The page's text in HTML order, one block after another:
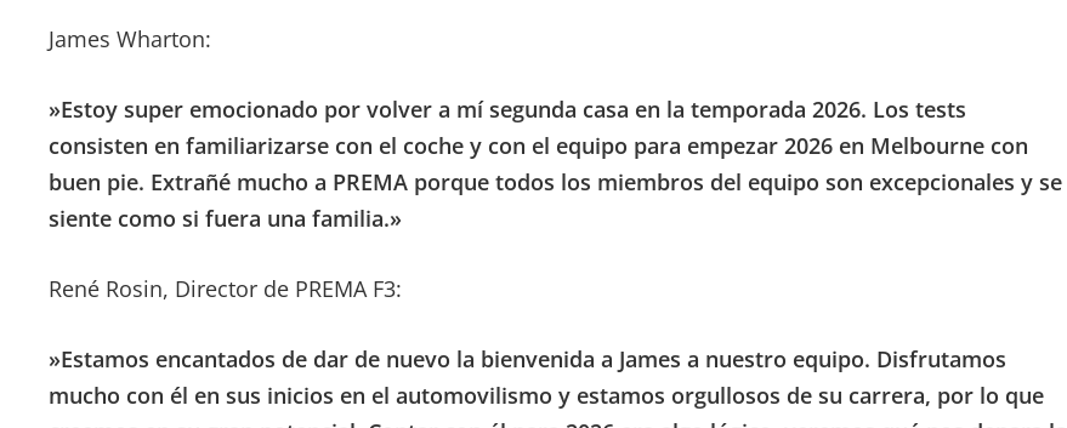
James Wharton:
»Estoy super emocionado por volver a mí segunda casa en la temporada 2026. Los tests
consisten en familiarizarse con el coche y con el equipo para empezar 2026 en Melbourne con
buen pie. Extrañé mucho a PREMA porque todos los miembros del equipo son excepcionales y se
siente como si fuera una familia.»
René Rosin, Director de PREMA F3:
»Estamos encantados de dar de nuevo la bienvenida a James a nuestro equipo. Disfrutamos
mucho con él en sus inicios en el automovilismo y estamos orgullosos de su carrera, por lo que